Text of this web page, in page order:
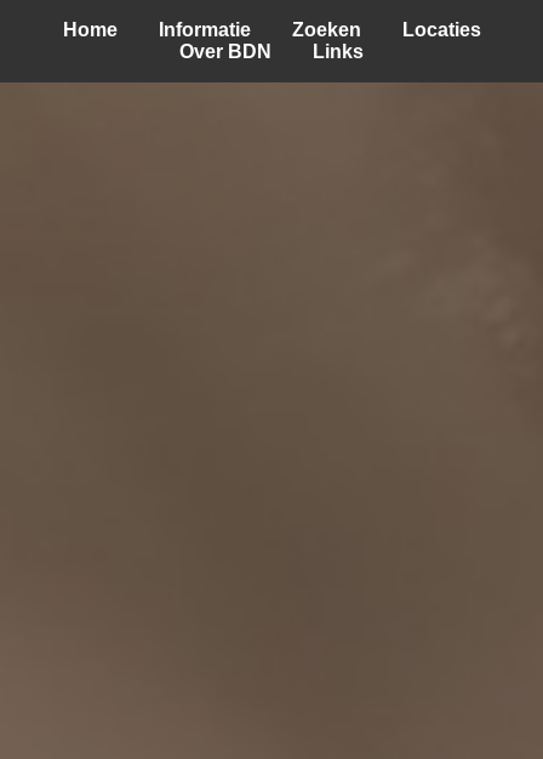
Home Informatie Zoeken
Locaties
Over BDN
Links